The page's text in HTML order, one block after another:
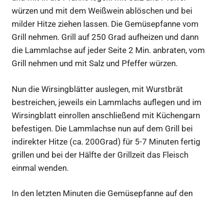
würzen und mit dem Weißwein ablöschen und bei
milder Hitze ziehen lassen. Die Gemüsepfanne vom
Grill nehmen. Grill auf 250 Grad aufheizen und dann
die Lammlachse auf jeder Seite 2 Min. anbraten, vom
Grill nehmen und mit Salz und Pfeffer würzen.
Nun die Wirsingblätter auslegen, mit Wurstbrät
bestreichen, jeweils ein Lammlachs auflegen und im
Wirsingblatt einrollen anschließend mit Küchengarn
befestigen. Die Lammlachse nun auf dem Grill bei
indirekter Hitze (ca. 200Grad) für 5-7 Minuten fertig
grillen und bei der Hälfte der Grillzeit das Fleisch
einmal wenden.
In den letzten Minuten die Gemüsepfanne auf den